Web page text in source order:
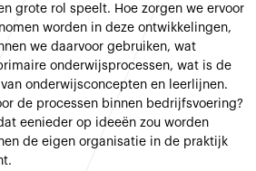
grote rol speelt. Hoe zorgen we ervoor
worden in deze ontwikkelingen,
we daarvoor gebruiken, wat
onderwijsprocessen, wat is de
onderwijsconcepten en leerlijnen.
de processen binnen bedrijfsvoering?
eenieder op ideeën zou worden
de eigen organisatie in de praktijk